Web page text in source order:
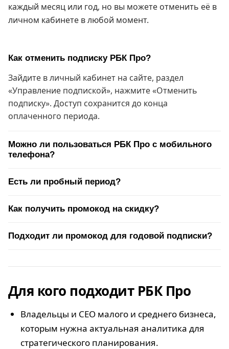
каждый месяц или год, но вы можете отменить её в
личном кабинете в любой момент.
Как отменить подписку РБК Про?
Зайдите в личный кабинет на сайте, раздел
«Управление подпиской», нажмите «Отменить
подписку». Доступ сохранится до конца
оплаченного периода.
Можно ли пользоваться РБК Про с мобильного
телефона?
Есть ли пробный период?
Как получить промокод на скидку?
Подходит ли промокод для годовой подписки?
Для кого подходит РБК Про
Владельцы и CEO малого и среднего бизнеса,
которым нужна актуальная аналитика для
стратегического планирования.